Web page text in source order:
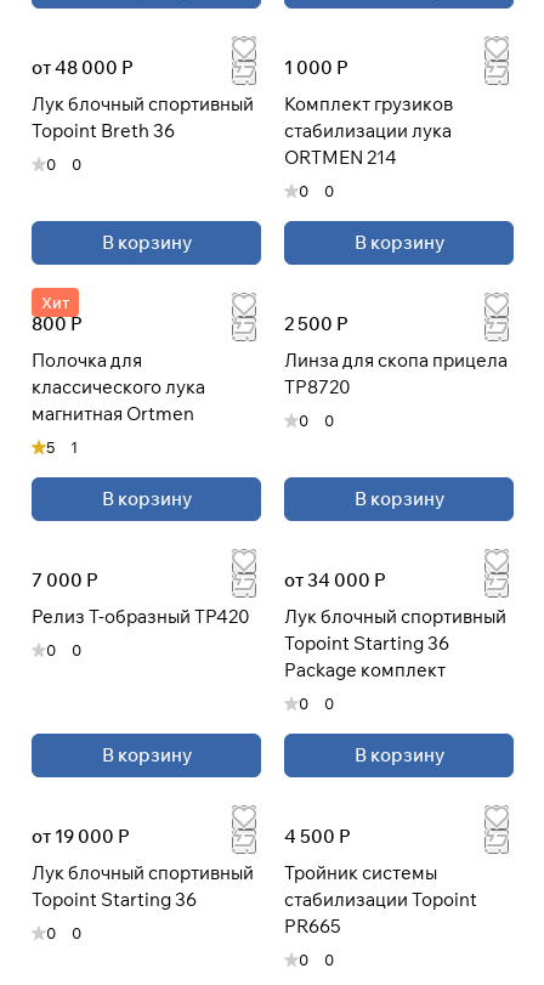
от 48 000 Р
Лук блочный спортивный
Topoint Breth 36
0 0
В корзину
1 000 Р
Комплект грузиков
стабилизации лука
ORTMEN 214
0 0
В корзину
Хит
800 Р
Полочка для
классического лука
магнитная Ortmen
5 1
В корзину
2 500 Р
Линза для скопа прицела
TP8720
0 0
В корзину
7 000 Р
Релиз Т-образный TP420
0 0
В корзину
от 34 000 Р
Лук блочный спортивный
Topoint Starting 36
Package комплект
0 0
В корзину
от 19 000 Р
Лук блочный спортивный
Topoint Starting 36
0 0
4 500 Р
Тройник системы
стабилизации Topoint
PR665
0 0